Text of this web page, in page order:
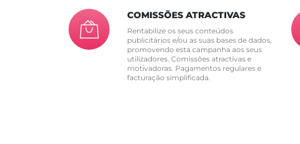
COMISSÕES ATRACTIVAS
Rentabilize os seus conteúdos
publicitários e/ou as suas bases de dados,
promovendo esta campanha aos seus
utilizadores. Comissões atractivas e
motivadoras. Pagamentos regulares e
facturação simplificada.